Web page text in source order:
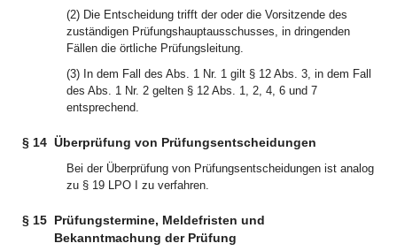
(2) Die Entscheidung trifft der oder die Vorsitzende des
zuständigen Prüfungshauptausschusses, in dringenden
Fällen die örtliche Prüfungsleitung.
(3) In dem Fall des Abs. 1 Nr. 1 gilt § 12 Abs. 3, in dem Fall
des Abs. 1 Nr. 2 gelten § 12 Abs. 1, 2, 4, 6 und 7
entsprechend.
§ 14 Überprüfung von Prüfungsentscheidungen
Bei der Überprüfung von Prüfungsentscheidungen ist analog
zu § 19 LPO I zu verfahren.
§ 15 Prüfungstermine, Meldefristen und
Bekanntmachung der Prüfung